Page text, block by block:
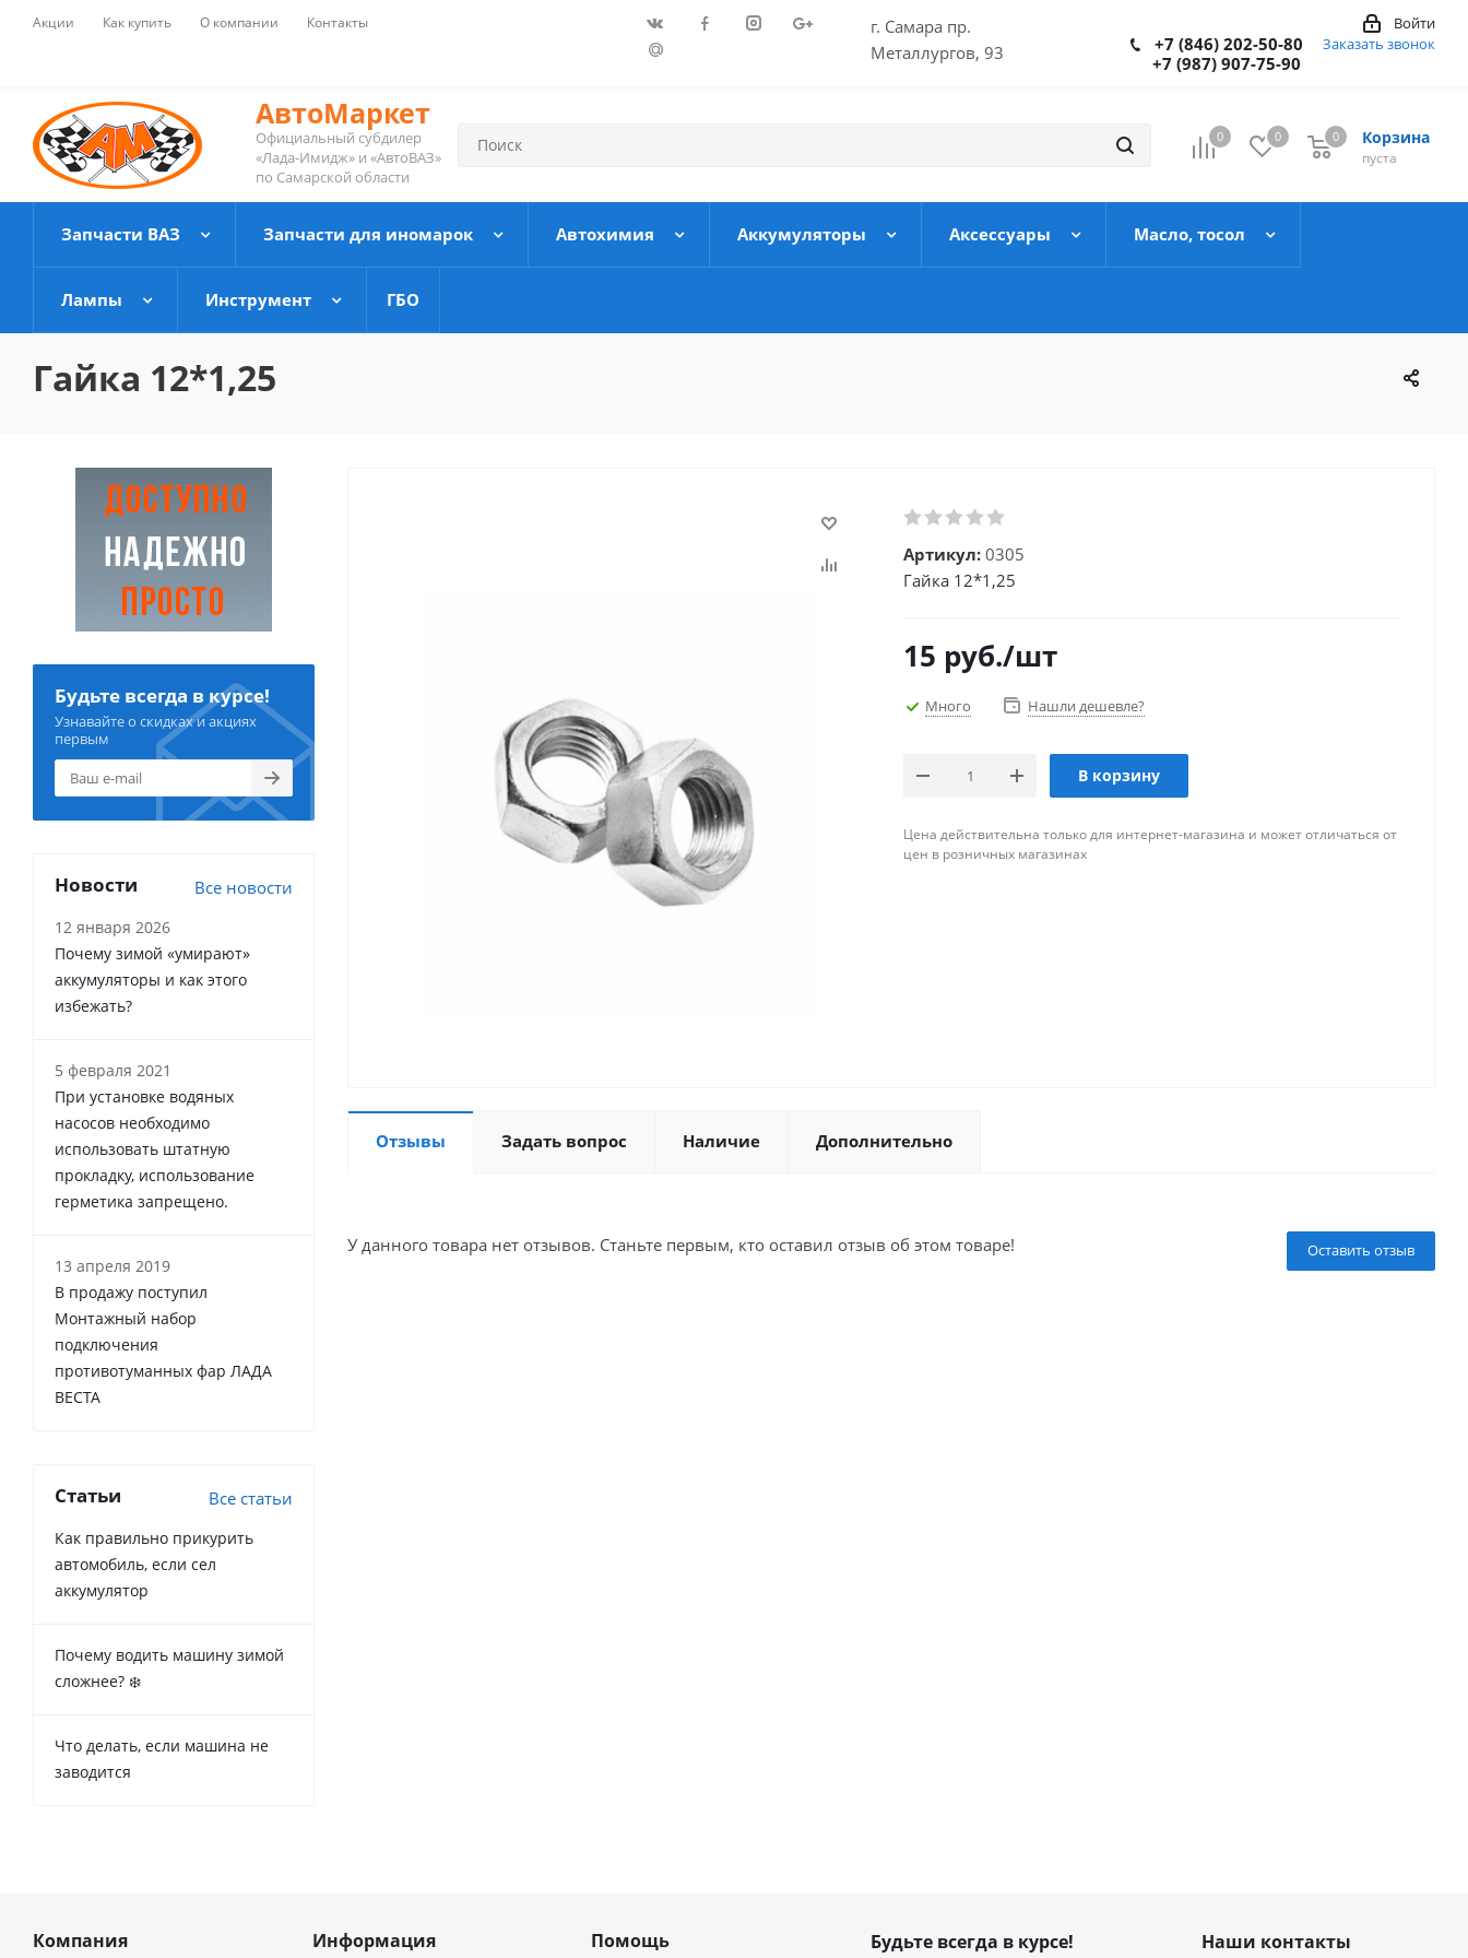
Акции Как купить О компании Контакты
г. Самара пр.
Металлургов, 93
Войти
+7 (846) 202-50-80
+7 (987) 907-75-90
Заказать звонок
АвтоМаркет
Официальный субдилер
«Лада-Имидж» и «АвтоВАЗ»
по Самарской области
0 0 Корзина
пуста
0
Запчасти ВАЗ Запчасти для иномарок Автохимия Аккумуляторы Аксессуары Масло, тосол
Лампы Инструмент ГБО
Гайка 12*1,25
Артикул: 0305
Гайка 12*1,25
15 руб./шт
Много Нашли дешевле?
В корзину
Цена действительна только для интернет-магазина и может отличаться от
цен в розничных магазинах
Отзывы Задать вопрос Наличие Дополнительно
Оставить отзыв
У данного товара нет отзывов. Станьте первым, кто оставил отзыв об этом товаре!
Будьте всегда в курсе!
Узнавайте о скидках и акциях
первым
Новости Все новости
12 января 2026
Почему зимой «умирают»
аккумуляторы и как этого
избежать?
5 февраля 2021
При установке водяных
насосов необходимо
использовать штатную
прокладку, использование
герметика запрещено.
13 апреля 2019
В продажу поступил
Монтажный набор
подключения
противотуманных фар ЛАДА
ВЕСТА
Статьи Все статьи
Как правильно прикурить
автомобиль, если сел
аккумулятор
Почему водить машину зимой
сложнее? ❄️
Что делать, если машина не
заводится
Компания Информация Помощь Будьте всегда в курсе! Наши контакты